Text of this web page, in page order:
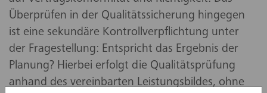
Überprüfen in der Qualitätssicherung hingegen
ist eine sekundäre Kontrollverpflichtung unter
der Fragestellung: Entspricht das Ergebnis der
Planung? Hierbei erfolgt die Qualitätsprüfung
anhand des vereinbarten Leistungsbildes, ohne